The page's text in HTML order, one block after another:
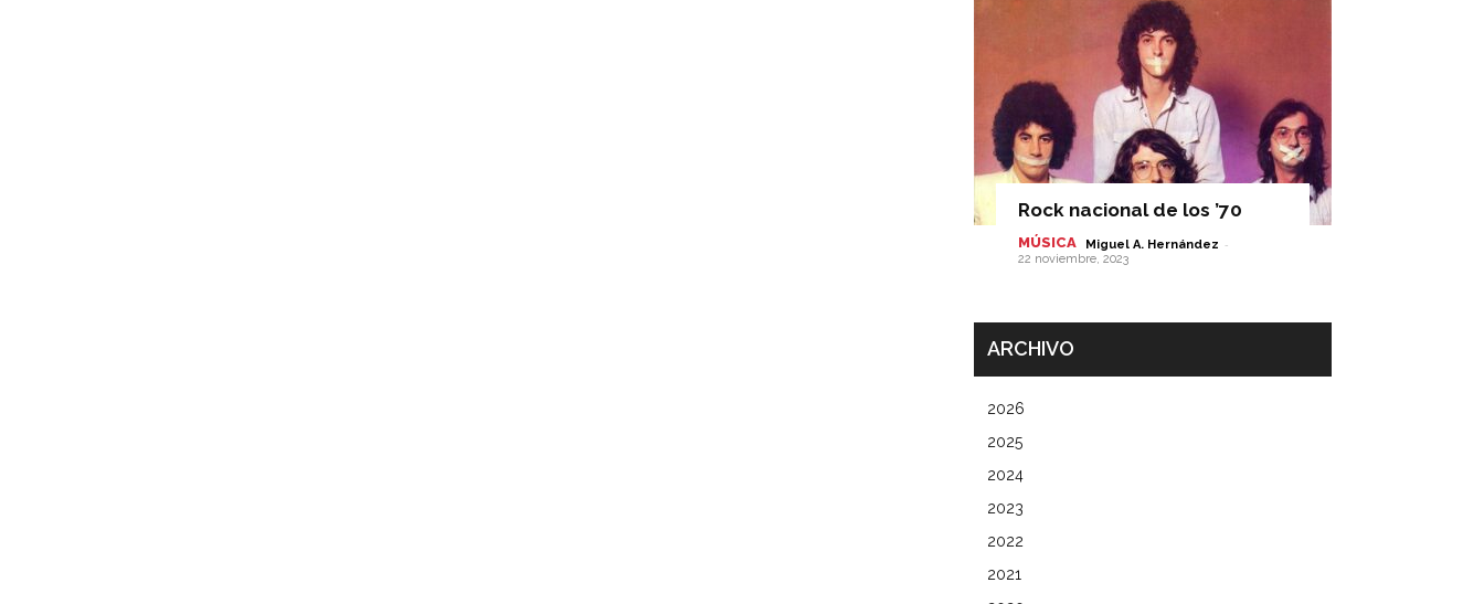
Rock nacional de los ’70
MÚSICA Miguel A. Hernández -
22 noviembre, 2023
ARCHIVO
2026
2025
2024
2023
2022
2021